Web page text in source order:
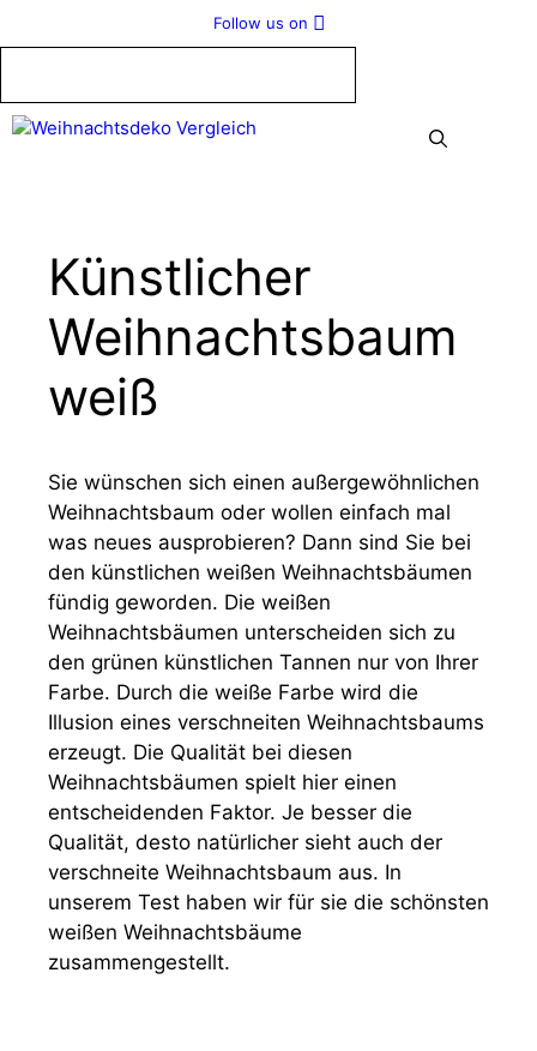
Inhalt
Follow us on
Künstlicher
Weihnachtsbaum
weiß
Sie wünschen sich einen außergewöhnlichen
Weihnachtsbaum oder wollen einfach mal
was neues ausprobieren? Dann sind Sie bei
den künstlichen weißen Weihnachtsbäumen
fündig geworden. Die weißen
Weihnachtsbäumen unterscheiden sich zu
den grünen künstlichen Tannen nur von Ihrer
Farbe. Durch die weiße Farbe wird die
Illusion eines verschneiten Weihnachtsbaums
erzeugt. Die Qualität bei diesen
Weihnachtsbäumen spielt hier einen
entscheidenden Faktor. Je besser die
Qualität, desto natürlicher sieht auch der
verschneite Weihnachtsbaum aus. In
unserem Test haben wir für sie die schönsten
weißen Weihnachtsbäume
zusammengestellt.